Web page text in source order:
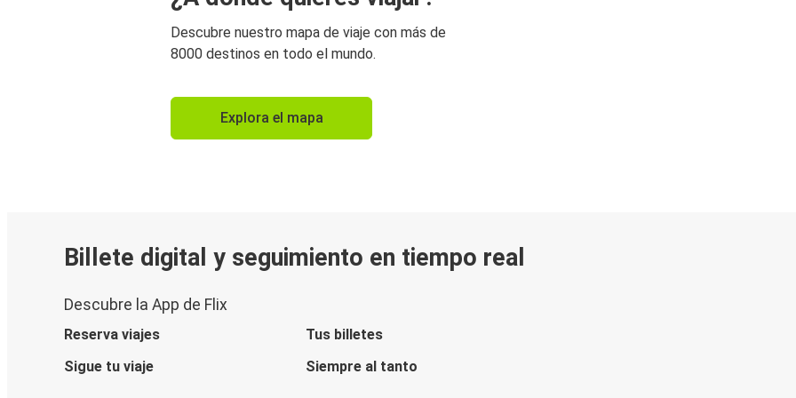
Descubre nuestro mapa de viaje con más de
8000 destinos en todo el mundo.
Explora el mapa
Billete digital y seguimiento en tiempo real
Descubre la App de Flix
Reserva viajes
Tus billetes
Sigue tu viaje
Siempre al tanto